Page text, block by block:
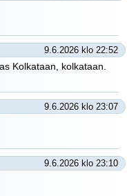
9.6.2026 klo 22:52
Kolkataan, kolkataan.
9.6.2026 klo 23:07
9.6.2026 klo 23:10